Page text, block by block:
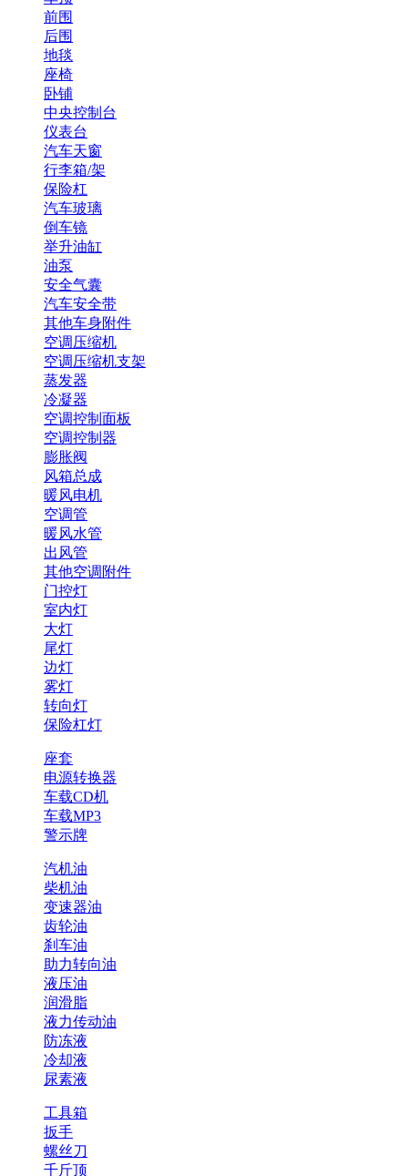
前围
后围
地毯
座椅
卧铺
中央控制台
仪表台
汽车天窗
行李箱/架
保险杠
汽车玻璃
倒车镜
举升油缸
油泵
安全气囊
汽车安全带
其他车身附件
空调压缩机
空调压缩机支架
蒸发器
冷凝器
空调控制面板
空调控制器
膨胀阀
风箱总成
暖风电机
空调管
暖风水管
出风管
其他空调附件
门控灯
室内灯
大灯
尾灯
边灯
雾灯
转向灯
保险杠灯
座套
电源转换器
车载CD机
车载MP3
警示牌
汽机油
柴机油
变速器油
齿轮油
刹车油
助力转向油
液压油
润滑脂
液力传动油
防冻液
冷却液
尿素液
工具箱
扳手
螺丝刀
千斤顶